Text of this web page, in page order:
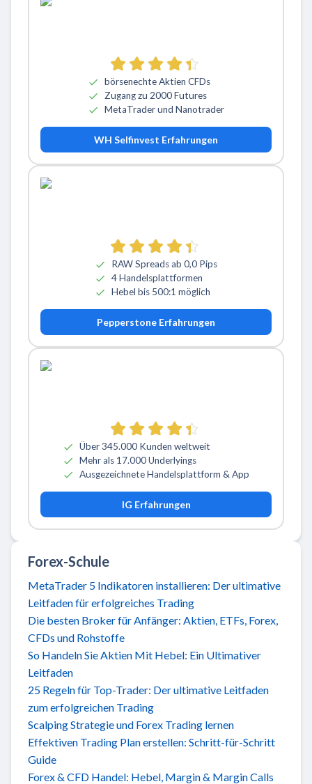
börsenechte Aktien CFDs
Zugang zu 2000 Futures
MetaTrader und Nanotrader
WH Selfinvest Erfahrungen
RAW Spreads ab 0,0 Pips
4 Handelsplattformen
Hebel bis 500:1 möglich
Pepperstone Erfahrungen
Über 345.000 Kunden weltweit
Mehr als 17.000 Underlyings
Ausgezeichnete Handelsplattform & App
IG Erfahrungen
Forex-Schule
MetaTrader 5 Indikatoren installieren: Der ultimative
Leitfaden für erfolgreiches Trading
Die besten Broker für Anfänger: Aktien, ETFs, Forex,
CFDs und Rohstoffe
So Handeln Sie Aktien Mit Hebel: Ein Ultimativer
Leitfaden
25 Regeln für Top-Trader: Der ultimative Leitfaden
zum erfolgreichen Trading
Scalping Strategie und Forex Trading lernen
Effektiven Trading Plan erstellen: Schritt-für-Schritt
Guide
Forex & CFD Handel: Hebel, Margin & Margin Calls